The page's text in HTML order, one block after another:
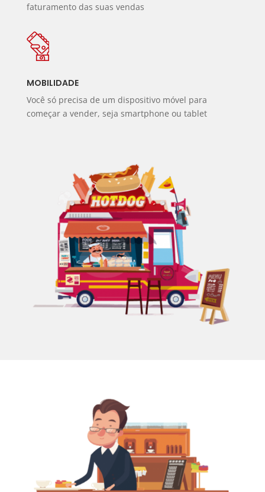
faturamento das suas vendas
MOBILIDADE
Você só precisa de um dispositivo móvel para
começar a vender, seja smartphone ou tablet